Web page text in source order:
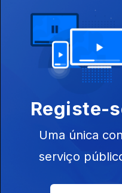
08 ago. 2026
00h Ceuta: Médicos
08 ago. 2026
23h Já está em
07 ago. 2026
Registe-
Uma única
serviço